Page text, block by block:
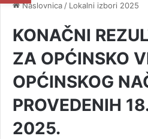
Naslovnica / Lokalni izbori 2025
KONAČNI
ZA OPĆINSKO
OPĆINSKOG
PROVEDENIH
2025.